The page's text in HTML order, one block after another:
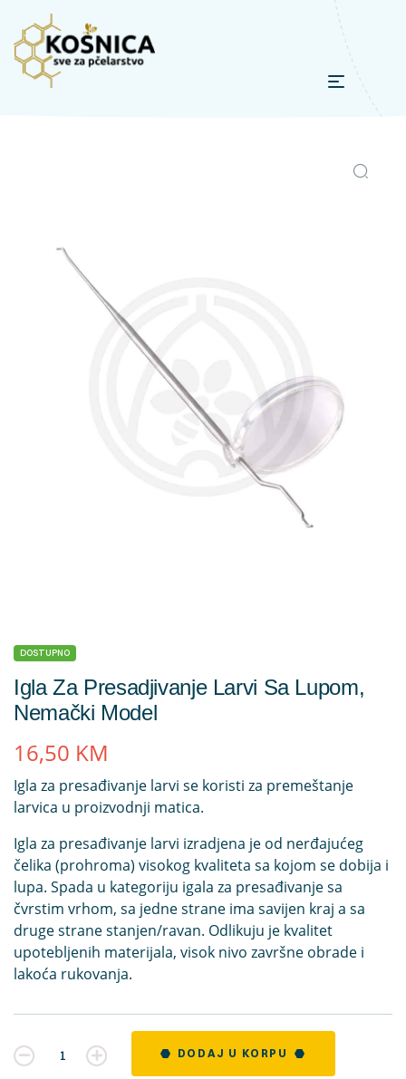
DOSTUPNO
Igla Za Presadjivanje Larvi Sa Lupom,
Nemački Model
16,50 KM
Igla za presađivanje larvi se koristi za premeštanje
larvica u proizvodnji matica.
Igla za presađivanje larvi izradjena je od nerđajućeg
čelika (prohroma) visokog kvaliteta sa kojom se dobija i
lupa. Spada u kategoriju igala za presađivanje sa
čvrstim vrhom, sa jedne strane ima savijen kraj a sa
druge strane stanjen/ravan. Odlikuju je kvalitet
upotebljenih materijala, visok nivo završne obrade i
lakoća rukovanja.
Kvantitet DODAJ U KORPU